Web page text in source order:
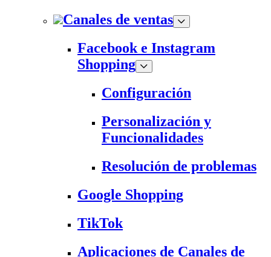
Canales de ventas
Facebook e Instagram
Shopping
Configuración
Personalización y
Funcionalidades
Resolución de problemas
Google Shopping
TikTok
Aplicaciones de Canales de